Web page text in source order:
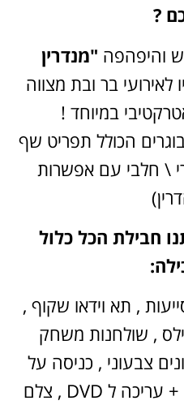
?
והיפהפה "מנדרין
בר ובת מצווה
במיוחד !
הכולל תפריט שף
\ חלבי עם אפשרות
חבילת הכל כלול
, תא וידאו שקוף ,
, שולחנות משחק
צבעוני , כניסה על
שטיח אדום , צלם וידאו + עריכה ל DVD , צלם